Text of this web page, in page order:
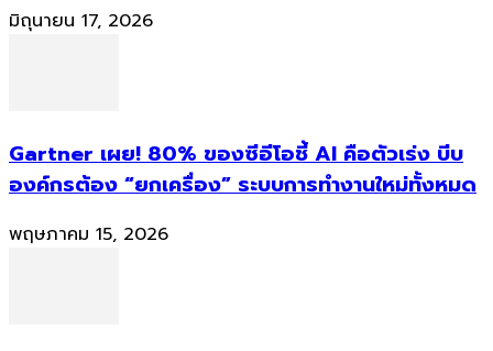
มิถุนายน 17, 2026
Gartner เผย! 80% ของซีอีโอชี้ AI คือตัวเร่ง บีบ
องค์กรต้อง “ยกเครื่อง” ระบบการทำงานใหม่ทั้งหมด
พฤษภาคม 15, 2026